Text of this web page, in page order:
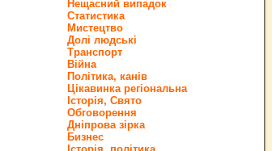
Нещасний випадок
Статистика
Мистецтво
Долі людські
Транспорт
Війна
Політика, канів
Цікавинка регіональна
Історія, Свято
Обговорення
Дніпрова зірка
Бизнес